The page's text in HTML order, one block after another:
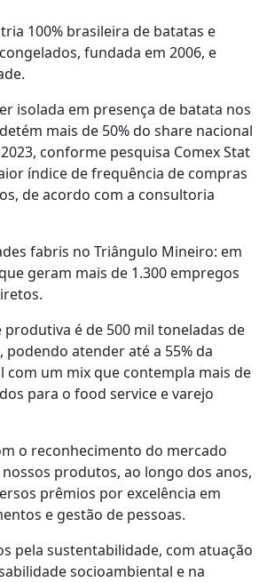
100% brasileira de batatas e
fundada em 2006, e
isolada em presença de batata nos
mais de 50% do share nacional
conforme pesquisa Comex Stat
índice de frequência de compras
de acordo com a consultoria
fabris no Triângulo Mineiro: em
geram mais de 1.300 empregos
produtiva é de 500 mil toneladas de
atender até a 55% da
com um mix que contempla mais de
para o food service e varejo
o reconhecimento do mercado
produtos, ao longo dos anos,
prêmios por excelência em
e gestão de pessoas.
pela sustentabilidade, com atuação
socioambiental e na